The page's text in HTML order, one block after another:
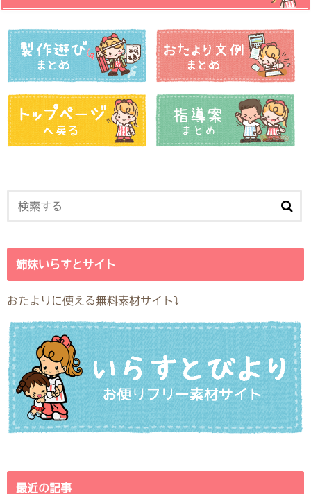
姉妹いらすとサイト
おたよりに使える無料素材サイト⤵︎
最近の記事